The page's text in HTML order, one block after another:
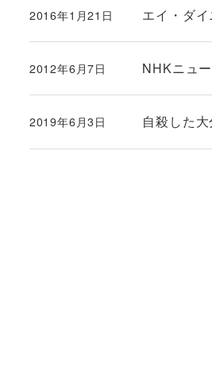
エイ・ダ
投稿日
2016年1月21日
NHKニュ
投稿日
2012年6月7日
自殺した
投稿日
2019年6月3日